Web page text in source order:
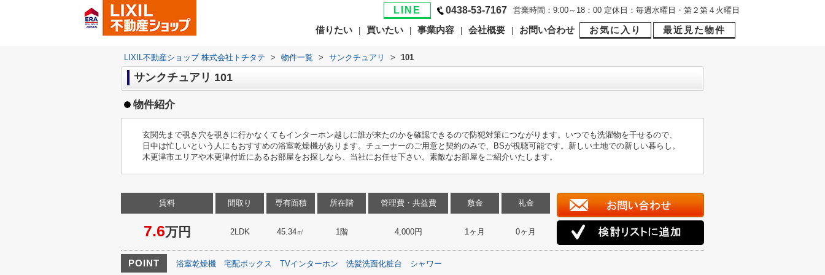
LINE 0438-53-7167 営業時間：9:00～18：00 定休日：毎週水曜日・第２第４火曜日
借りたい 買いたい 事業内容 会社概要 お問い合わせ お気に入り 最近見た物件
LIXIL不動産ショップ 株式会社トチタテ > 物件一覧 > サンクチュアリ > 101
サンクチュアリ 101
物件紹介
玄関先まで覗き穴を覗きに行かなくてもインターホン越しに誰が来たのかを確認できるので防犯対策につながります。いつでも洗濯物を干せるので、
日中は忙しいという人にもおすすめの浴室乾燥機があります。チューナーのご用意と契約のみで、BSが視聴可能です。新しい土地での新しい暮らし。
木更津市エリアや木更津付近にあるお部屋をお探しなら、当社にお任せ下さい。素敵なお部屋をご紹介いたします。
賃料
7.6万円
間取り
2LDK
専有面積
45.34㎡
所在階
1階
管理費・共益費
4,000円
敷金
1ヶ月
礼金
0ヶ月
POINT 浴室乾燥機 宅配ボックス TVインターホン 洗髪洗面化粧台 シャワー